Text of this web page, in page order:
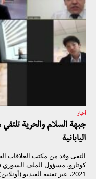
أخبار
جبهة السلام والحرية
اليابانية
التقى وفد من مكتب العلاقات
2021، عبر تقنية الفيديو (أونلاين) من خلال برنامج...